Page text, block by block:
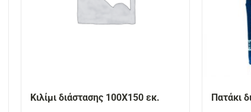
Κιλίμι διάστασης 100Χ150 εκ. Πατάκι